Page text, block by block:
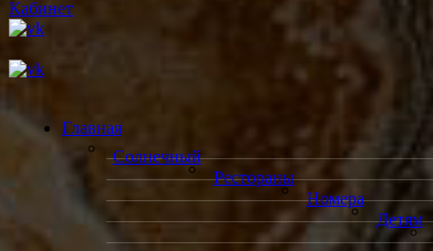
Кабинет
Главная
Солнечный
Рестораны
Номера
Детям